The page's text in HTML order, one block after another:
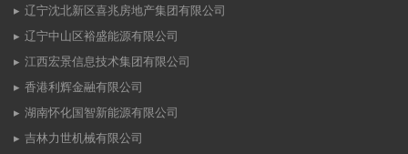
辽宁沈北新区喜兆房地产集团有限公司
辽宁中山区裕盛能源有限公司
江西宏景信息技术集团有限公司
香港利辉金融有限公司
湖南怀化国智新能源有限公司
吉林力世机械有限公司